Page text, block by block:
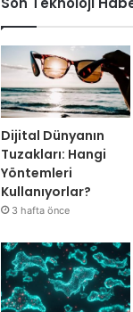
Dijital Dünyanın
Tuzakları: Hangi
Yöntemleri
Kullanıyorlar?
3 hafta önce